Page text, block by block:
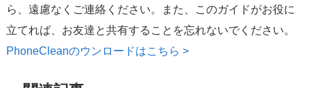
ら、遠慮なくご連絡ください。また、このガイドがお役に
立てれば、お友達と共有することを忘れないでください。
PhoneCleanのウンロードはこちら >